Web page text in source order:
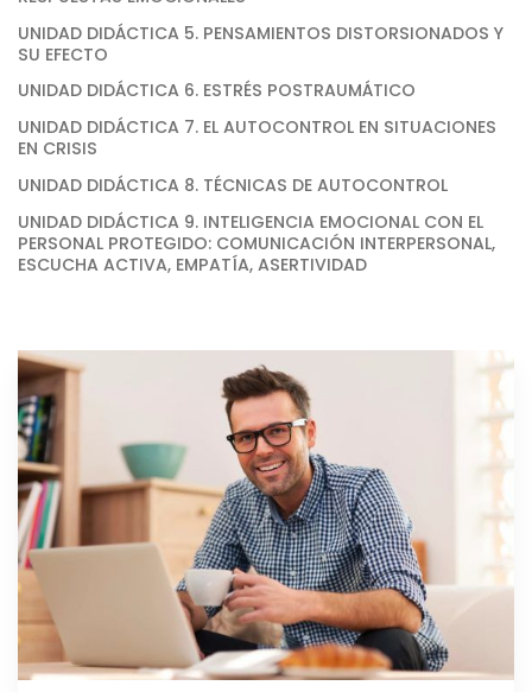
UNIDAD DIDÁCTICA 5. PENSAMIENTOS DISTORSIONADOS Y
SU EFECTO
UNIDAD DIDÁCTICA 6. ESTRÉS POSTRAUMÁTICO
UNIDAD DIDÁCTICA 7. EL AUTOCONTROL EN SITUACIONES
EN CRISIS
UNIDAD DIDÁCTICA 8. TÉCNICAS DE AUTOCONTROL
UNIDAD DIDÁCTICA 9. INTELIGENCIA EMOCIONAL CON EL
PERSONAL PROTEGIDO: COMUNICACIÓN INTERPERSONAL,
ESCUCHA ACTIVA, EMPATÍA, ASERTIVIDAD